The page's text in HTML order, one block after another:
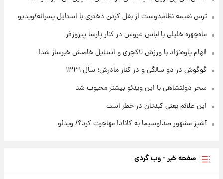
۱۴ ساعت پیش
قیمت محصولات ایران‌خودرو و سایپا امروز شنبه
ترس نعیمه نظام‌دوست از بغل کردن دختری با استایل پسرانه/ویدیو
ماه‌چهره خلیلی با لباس عروس در کنار پارسا پیروزفر
الهام پاوه‌نژاد با ورزش لاکچری و استایل خاصش خبرساز شد!
گوگوش در دو سالگی و در کنار مادرش؛ سال ۱۳۳۱
سحر دولتشاهی با این ویدئو بیشتر محبوب شد
این علائم یعنی کبدتان در خطر است
آشپز مشهور صداوسیما به کانادا مهاجرت کرد؟/ ویدئو
صفحه خبر - وب گردی